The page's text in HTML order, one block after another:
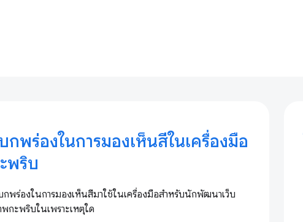
กพร่องในการมองเห็นสีในเครื่องมือ
พริบ
บกพร่องในการมองเห็นสีมาใช้ในเครื่องมือสำหรับนักพัฒนาเว็บ
กะพริบในเพราะเหตุใด